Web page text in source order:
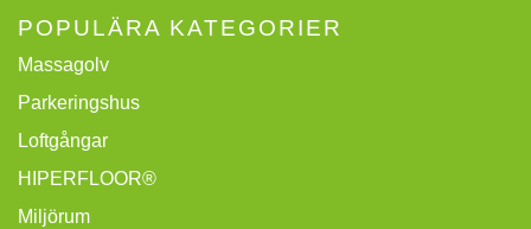
POPULÄRA KATEGORIER
Massagolv
Parkeringshus
Loftgångar
HIPERFLOOR®
Miljörum